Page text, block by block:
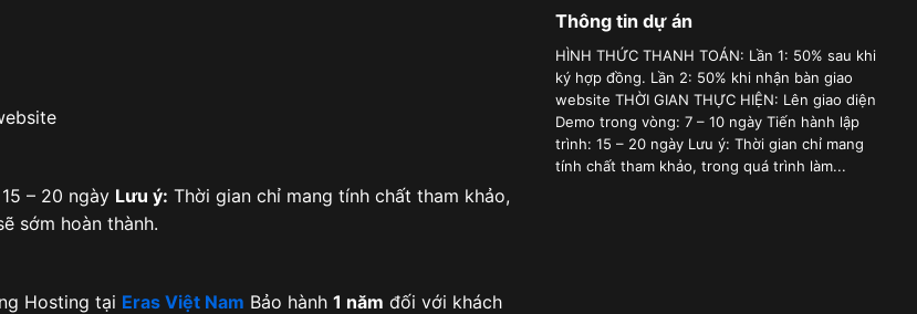
– 20 ngày Lưu ý: Thời gian chỉ mang tính chất tham khảo,
sớm hoàn thành.
Hosting tại Eras Việt Nam Bảo hành 1 năm đối với khách
Thông tin dự án
HÌNH THỨC THANH TOÁN: Lần 1: 50% sau khi
ký hợp đồng. Lần 2: 50% khi nhận bàn giao
website THỜI GIAN THỰC HIỆN: Lên giao diện
Demo trong vòng: 7 – 10 ngày Tiến hành lập
trình: 15 – 20 ngày Lưu ý: Thời gian chỉ mang
tính chất tham khảo, trong quá trình làm...